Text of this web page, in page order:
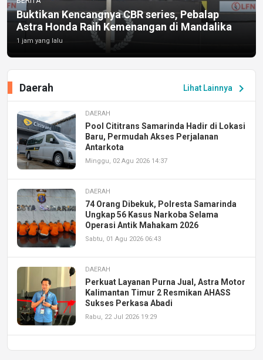
Buktikan Kencangnya CBR series, Pebalap
Astra Honda Raih Kemenangan di Mandalika
1 jam yang lalu
Lihat Lainnya chevron_right
Daerah
DAERAH
Pool Cititrans Samarinda Hadir di Lokasi
Baru, Permudah Akses Perjalanan
Antarkota
Minggu, 02 Agu 2026 14:37
DAERAH
74 Orang Dibekuk, Polresta Samarinda
Ungkap 56 Kasus Narkoba Selama
Operasi Antik Mahakam 2026
Sabtu, 01 Agu 2026 06:43
DAERAH
Perkuat Layanan Purna Jual, Astra Motor
Kalimantan Timur 2 Resmikan AHASS
Sukses Perkasa Abadi
Rabu, 22 Jul 2026 19:29